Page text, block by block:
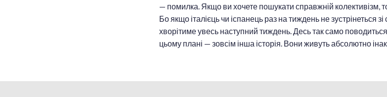
— помилка. Якщо ви хочете пошукати справжній колективізм,
Бо якщо італієць чи іспанець раз на тиждень не зустрінеться
хворітиме увесь наступний тиждень. Десь так само
цьому плані — зовсім інша історія. Вони живуть абсолютно